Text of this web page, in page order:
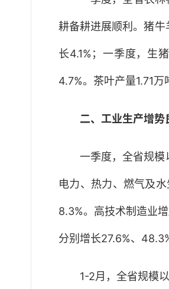
耕备耕进展顺利。猪
长4.1%；一季度，生
4.7%。茶叶产量1.71
二、工业生产增
一季度，全省规模
电力、热力、燃气及
8.3%。高技术制造业
分别增长27.6%、
1-2月，全省规模